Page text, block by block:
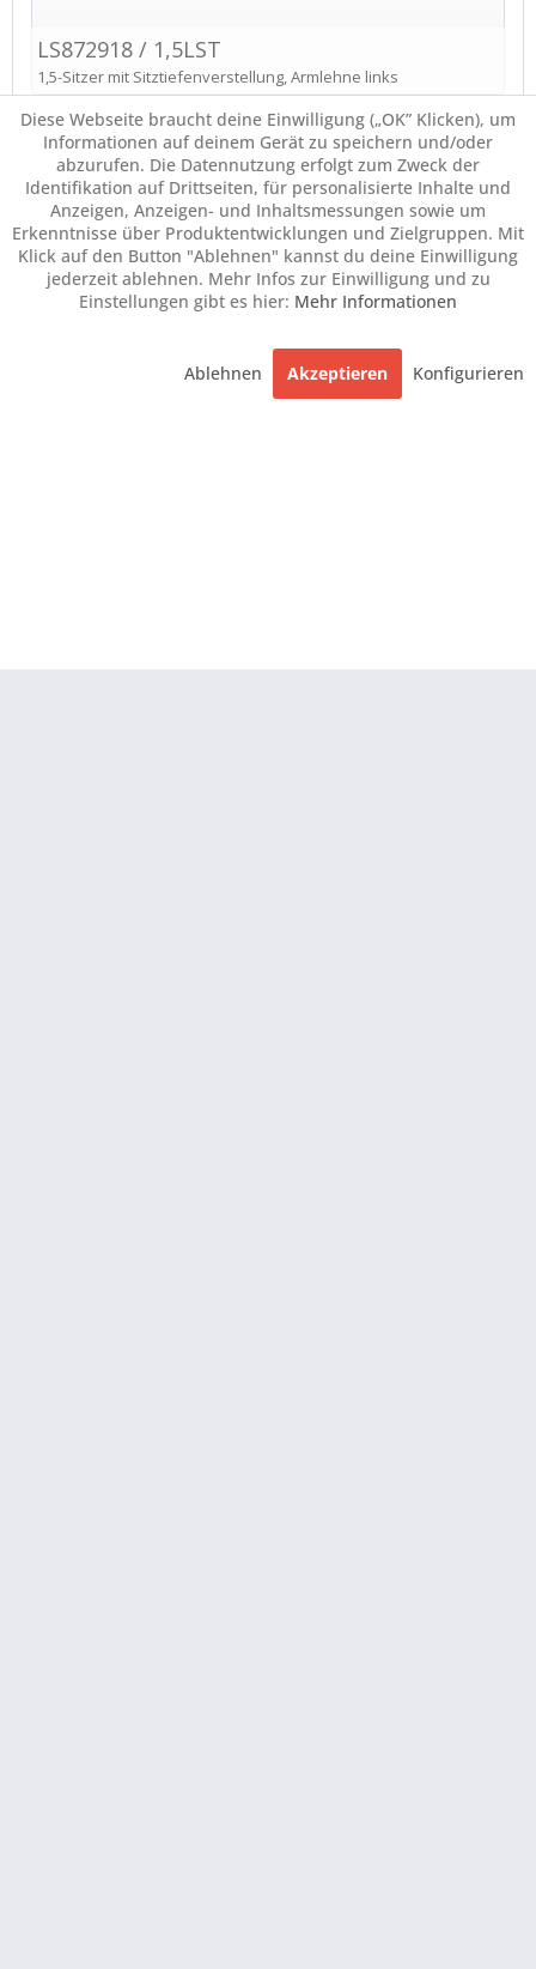
Diese Webseite braucht deine Einwilligung („OK” Klicken), um
Informationen auf deinem Gerät zu speichern und/oder
abzurufen. Die Datennutzung erfolgt zum Zweck der
Identifikation auf Drittseiten, für personalisierte Inhalte und
Anzeigen, Anzeigen- und Inhaltsmessungen sowie um
Erkenntnisse über Produktentwicklungen und Zielgruppen. Mit
Klick auf den Button "Ablehnen" kannst du deine Einwilligung
jederzeit ablehnen. Mehr Infos zur Einwilligung und zu
Einstellungen gibt es hier: Mehr Informationen
Ablehnen Akzeptieren Konfigurieren